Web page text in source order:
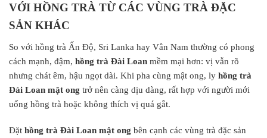
VỚI HỒNG TRÀ TỪ CÁC VÙNG TRÀ ĐẶC
SẢN KHÁC
So với hồng trà Ấn Độ, Sri Lanka hay Vân Nam thường có phong
cách mạnh, đậm, hồng trà Đài Loan mềm mại hơn: vị vẫn rõ
nhưng chát êm, hậu ngọt dài. Khi pha cùng mật ong, ly hồng trà
Đài Loan mật ong trở nên càng dịu dàng, rất hợp với người mới
uống hồng trà hoặc không thích vị quá gắt.
Đặt hồng trà Đài Loan mật ong bên cạnh các vùng trà đặc sản